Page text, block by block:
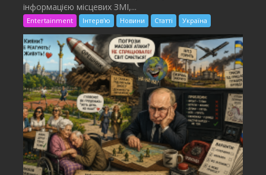
інформацією місцевих ЗМІ,...
Entertainment Інтерв'ю Новини Статті Україна